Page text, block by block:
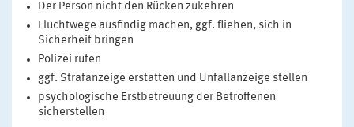
Der Person nicht den Rücken zukehren
Fluchtwege ausfindig machen, ggf. fliehen, sich in
Sicherheit bringen
Polizei rufen
ggf. Strafanzeige erstatten und Unfallanzeige stellen
psychologische Erstbetreuung der Betroffenen
sicherstellen